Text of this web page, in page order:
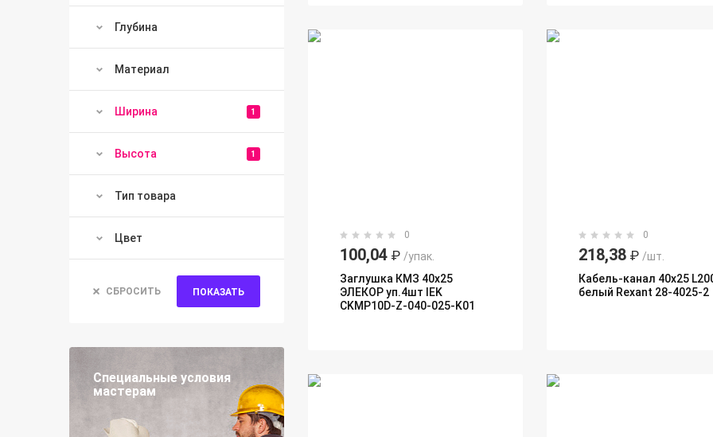
Глубина
Материал
Ширина 1
Высота 1
Тип товара
Цвет
СБРОСИТЬ ПОКАЗАТЬ
Специальные условия
мастерам
0
100,04 ₽ /упак.
Заглушка КМЗ 40х25
ЭЛЕКОР уп.4шт IEK
CKMP10D-Z-040-025-K01
0
218,38 ₽ /шт.
Кабель-канал 40х25
белый Rexant 28-4025-2